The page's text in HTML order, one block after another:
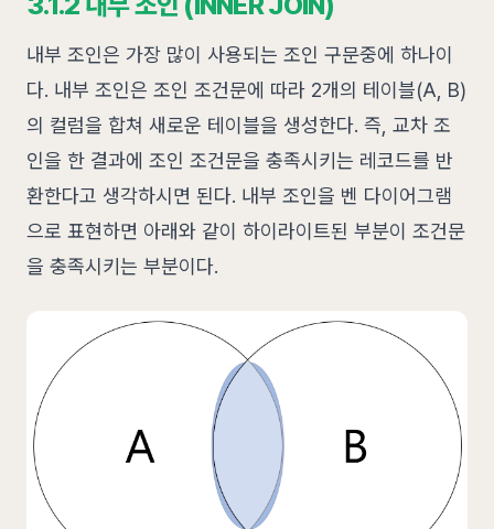
내부 조인은 가장 많이 사용되는 조인 구문중에 하나이
다. 내부 조인은 조인 조건문에 따라 2개의 테이블(A, B)
의 컬럼을 합쳐 새로운 테이블을 생성한다. 즉, 교차 조
인을 한 결과에 조인 조건문을 충족시키는 레코드를 반
환한다고 생각하시면 된다. 내부 조인을 벤 다이어그램
으로 표현하면 아래와 같이 하이라이트된 부분이 조건문
을 충족시키는 부분이다.